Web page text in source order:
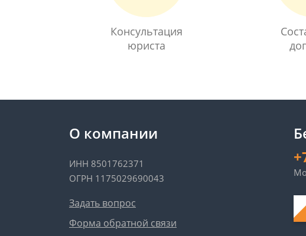
Консультация
юриста
О компании
ИНН 8501762371
ОГРН 1175029690043
Задать вопрос
Форма обратной связи